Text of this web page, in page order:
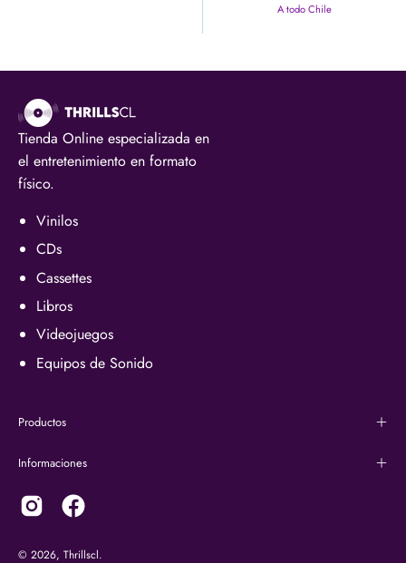
A todo Chile
Tienda Online especializada en
el entretenimiento en formato
físico.
Vinilos
CDs
Cassettes
Libros
Videojuegos
Equipos de Sonido
Productos
Informaciones
© 2026, Thrillscl.